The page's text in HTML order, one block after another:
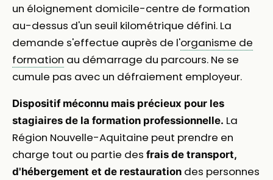
un éloignement domicile-centre de formation
au-dessus d'un seuil kilométrique défini. La
demande s'effectue auprès de l'organisme de
formation au démarrage du parcours. Ne se
cumule pas avec un défraiement employeur.
Dispositif méconnu mais précieux pour les
stagiaires de la formation professionnelle. La
Région Nouvelle-Aquitaine peut prendre en
charge tout ou partie des frais de transport,
d'hébergement et de restauration des personnes